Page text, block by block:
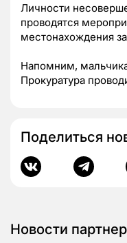
Личности
проводятся
местонахождения
Напомним,
Прокуратура
Поделиться
Новости